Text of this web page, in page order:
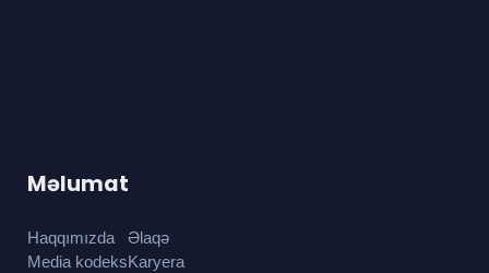
Məlumat
Haqqımızda
Media kodeks
Əlaqə
Karyera